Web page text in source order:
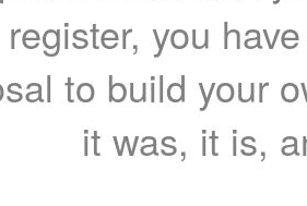
you
to build your
it was, it is,